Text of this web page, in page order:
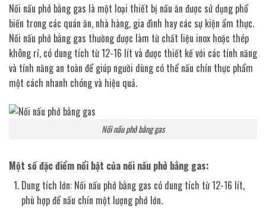
Nồi nấu phở bằng gas là một loại thiết bị nấu ăn được sử dụng phổ
biến trong các quán ăn, nhà hàng, gia đình hay các sự kiện ẩm thực.
Nồi nấu phở bằng gas thường được làm từ chất liệu inox hoặc thép
không rỉ, có dung tích từ 12-16 lít và được thiết kế với các tính năng
và tính năng an toàn để giúp người dùng có thể nấu chín thực phẩm
một cách nhanh chóng và hiệu quả.
Nồi nấu phở bằng gas
Một số đặc điểm nổi bật của nồi nấu phở bằng gas:
Dung tích lớn: Nồi nấu phở bằng gas có dung tích từ 12-16 lít,
phù hợp để nấu chín một lượng phở lớn.